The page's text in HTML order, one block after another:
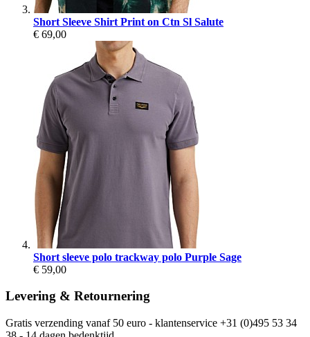
Short Sleeve Shirt Print on Ctn Sl Salute
€ 69,00
Short sleeve polo trackway polo Purple Sage
€ 59,00
Levering & Retournering
Gratis verzending vanaf 50 euro - klantenservice +31 (0)495 53 34